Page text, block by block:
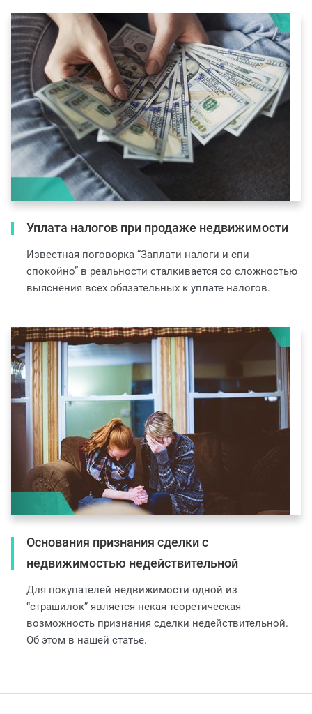
Уплата налогов при продаже недвижимости
Известная поговорка “Заплати налоги и спи
спокойно” в реальности сталкивается со сложностью
выяснения всех обязательных к уплате налогов.
Основания признания сделки с
недвижимостью недействительной
Для покупателей недвижимости одной из
“страшилок” является некая теоретическая
возможность признания сделки недействительной.
Об этом в нашей статье.